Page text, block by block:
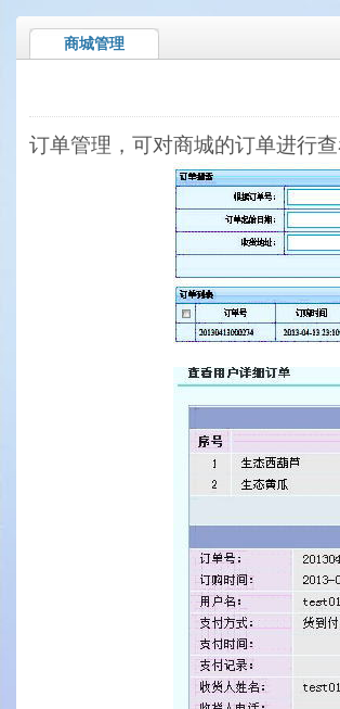
商城管理
订单管理，可对商城的订单进行